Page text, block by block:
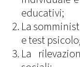
educativi;
La
e test
La